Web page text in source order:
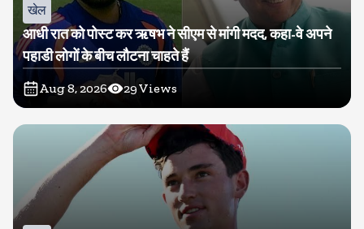
खेल
आधी रात को पोस्ट कर ऋषभ ने सीएम से मांगी मदद, कहा-वे अपने
पहाडी लोगों के बीच लौटना चाहते हैं
Aug 8, 2026 29Views